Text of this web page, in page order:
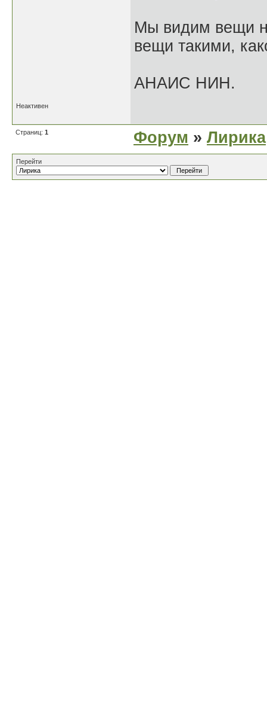
Мы видим вещи
вещи такими,
АНАИС НИН.
Неактивен
Страниц: 1 Форум » Лирика
Перейти